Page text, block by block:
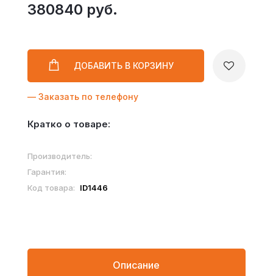
380840 руб.
ДОБАВИТЬ В КОРЗИНУ
— Заказать по телефону
Кратко о товаре:
Производитель:
Гарантия:
Код товара:
ID1446
Описание